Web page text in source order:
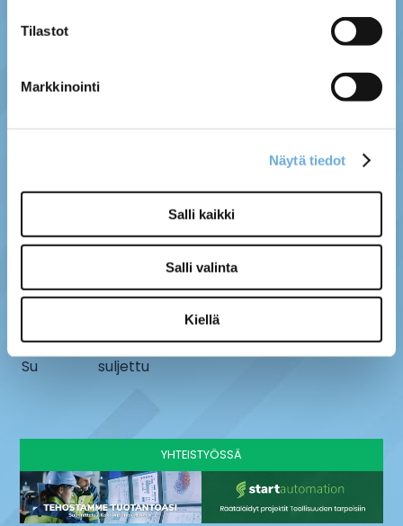
Tilastot
Markkinointi
Näytä tiedot
Salli kaikki
Salli valinta
Kiellä
MYYMÄLÄ
Kauhajoki
AUKIOLOAJAT
La
9-13
Su
suljettu
SÄHKÖ-MÄNTYLÄ OY
info@sahko-mantyla.fi
06 231 4930
YHTEISTYÖSSÄ